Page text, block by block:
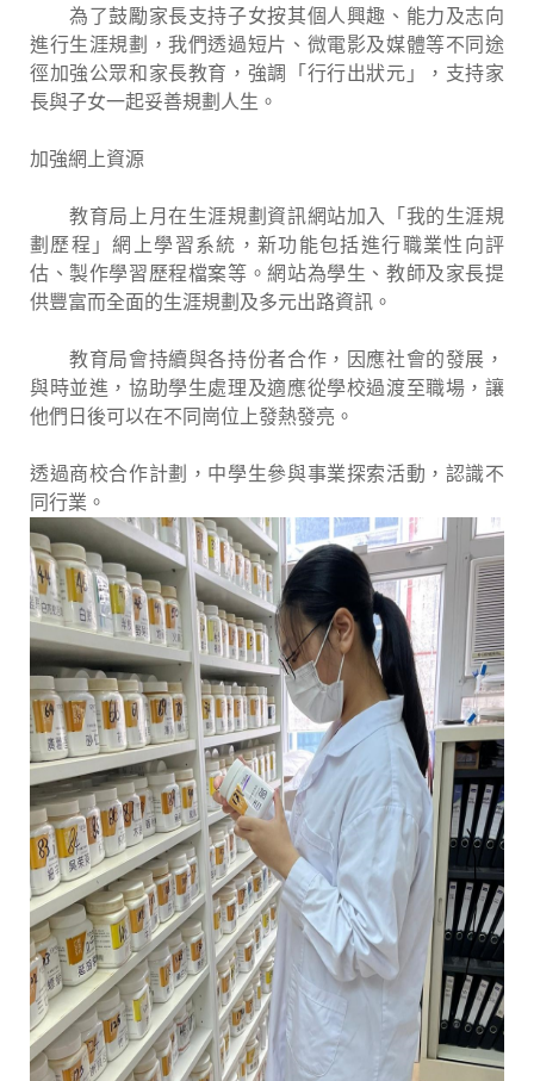
為了鼓勵家長支持子女按其個人興趣、能力及志向
進行生涯規劃，我們透過短片、微電影及媒體等不同途
徑加強公眾和家長教育，強調「行行出狀元」，支持家
長與子女一起妥善規劃人生。
加強網上資源
教育局上月在生涯規劃資訊網站加入「我的生涯規
劃歷程」網上學習系統，新功能包括進行職業性向評
估、製作學習歷程檔案等。網站為學生、教師及家長提
供豐富而全面的生涯規劃及多元出路資訊。
教育局會持續與各持份者合作，因應社會的發展，
與時並進，協助學生處理及適應從學校過渡至職場，讓
他們日後可以在不同崗位上發熱發亮。
透過商校合作計劃，中學生參與事業探索活動，認識不
同行業。